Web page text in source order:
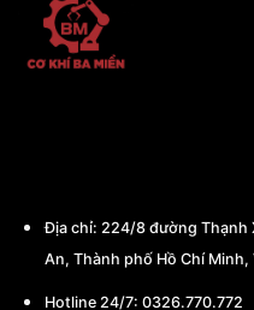
Địa chỉ: 224/8 đường Thạnh
An, Thành phố Hồ Chí Minh,
Hotline 24/7: 0326.770.772